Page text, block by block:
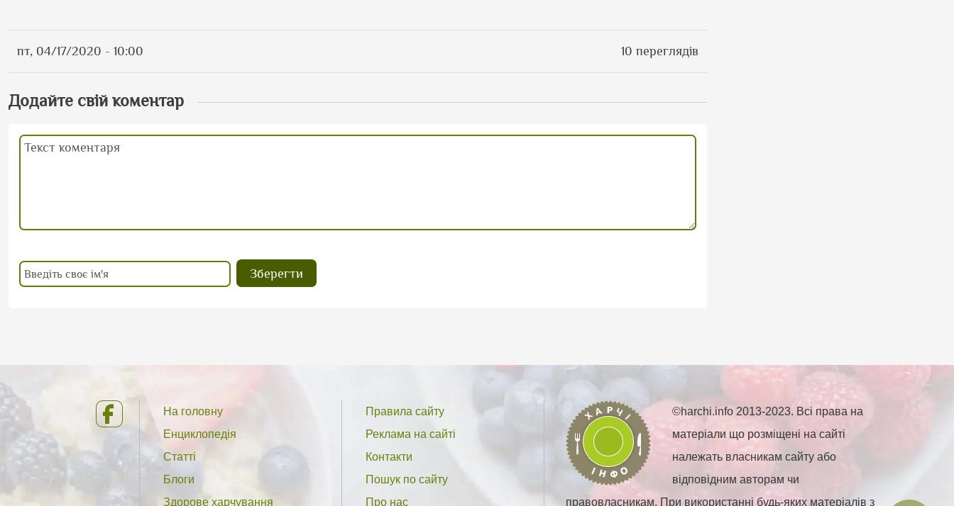
пт, 04/17/2020 - 10:00 10 переглядів
Додайте свій коментар
На головну
Енциклопедія
Статті
Блоги
Здорове харчування
Правила сайту
Реклама на сайті
Контакти
Пошук по сайту
Про нас
©harchi.info 2013-2023. Всі права на
матеріали що розміщені на сайті
належать власникам сайту або
відповідним авторам чи
правовласникам. При використанні будь-яких матеріалів з